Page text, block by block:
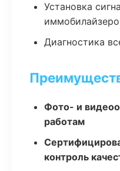
Установка
Диагностика
Фото- и
работам
контроль